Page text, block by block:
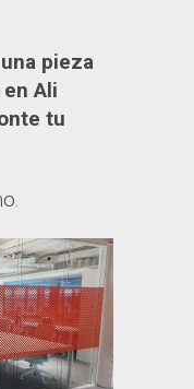
pieza
Ali
tu